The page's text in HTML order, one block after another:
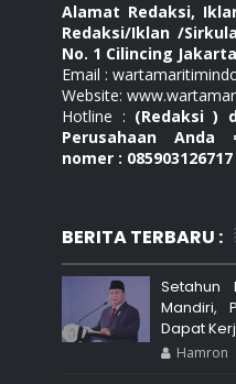
Alamat Redaksi,
Redaksi/Iklan /
No. 1 Cilincing
Email :
Website:
Hotline : (Redaksi )
Perusahaan Anda
nomer :
BERITA TERBARU :
Setahun
Mandiri,
Dapat
Hamron